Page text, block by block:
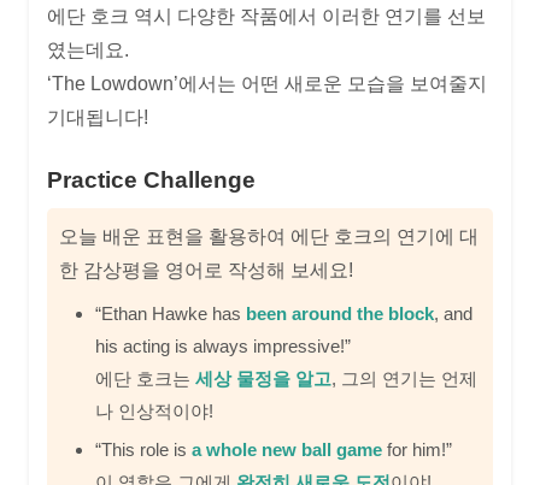
에단 호크 역시 다양한 작품에서 이러한 연기를 선보
였는데요.
‘The Lowdown’에서는 어떤 새로운 모습을 보여줄지
기대됩니다!
Practice Challenge
오늘 배운 표현을 활용하여 에단 호크의 연기에 대
한 감상평을 영어로 작성해 보세요!
“Ethan Hawke has been around the block, and
his acting is always impressive!”
에단 호크는 세상 물정을 알고, 그의 연기는 언제
나 인상적이야!
“This role is a whole new ball game for him!”